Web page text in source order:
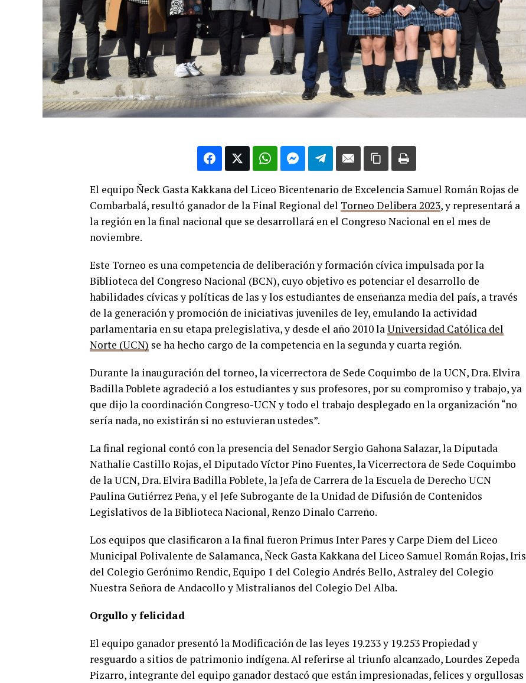
El equipo Ñeck Gasta Kakkana del Liceo Bicentenario de Excelencia Samuel Román Rojas de
Combarbalá, resultó ganador de la Final Regional del Torneo Delibera 2023, y representará a
la región en la final nacional que se desarrollará en el Congreso Nacional en el mes de
noviembre.
Este Torneo es una competencia de deliberación y formación cívica impulsada por la
Biblioteca del Congreso Nacional (BCN), cuyo objetivo es potenciar el desarrollo de
habilidades cívicas y políticas de las y los estudiantes de enseñanza media del país, a través
de la generación y promoción de iniciativas juveniles de ley, emulando la actividad
parlamentaria en su etapa prelegislativa, y desde el año 2010 laUniversidad Católica del
Norte (UCN) se ha hecho cargo de la competencia en la segunda y cuarta región.
Durante la inauguración del torneo, la vicerrectora de Sede Coquimbo de la UCN, Dra. Elvira
Badilla Poblete agradeció a los estudiantes y sus profesores, por su compromiso y trabajo, ya
que dijo la coordinación Congreso-UCN y todo el trabajo desplegado en la organización “no
sería nada, no existirán si no estuvieran ustedes”.
La final regional contó con la presencia del Senador Sergio Gahona Salazar, la Diputada
Nathalie Castillo Rojas, el Diputado Víctor Pino Fuentes, la Vicerrectora de Sede Coquimbo
de la UCN, Dra. Elvira Badilla Poblete, la Jefa de Carrera de la Escuela de Derecho UCN
Paulina Gutiérrez Peña, y el Jefe Subrogante de la Unidad de Difusión de Contenidos
Legislativos de la Biblioteca Nacional, Renzo Dinalo Carreño.
Los equipos que clasificaron a la final fueron Primus Inter Pares y Carpe Diem del Liceo
Municipal Polivalente de Salamanca, Ñeck Gasta Kakkana del Liceo Samuel Román Rojas, Iris
del Colegio Gerónimo Rendic, Equipo 1 del Colegio Andrés Bello, Astraley del Colegio
Nuestra Señora de Andacollo y Mistralianos del Colegio Del Alba.
Orgullo y felicidad
El equipo ganador presentó la Modificación de las leyes 19.233 y 19.253 Propiedad y
resguardo a sitios de patrimonio indígena. Al referirse al triunfo alcanzado, Lourdes Zepeda
Pizarro, integrante del equipo ganador destacó que están impresionadas, felices y orgullosas